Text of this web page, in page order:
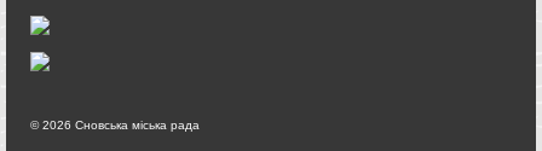
© 2026 Сновська міська рада